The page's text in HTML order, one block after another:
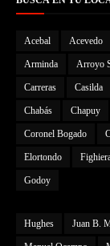
Acebal Acevedo
Arminda Arroyo
Carreras Casilda
Chabás Chapuy
Coronel Bogado
Elortondo
Godoy
Hughes Juan B.